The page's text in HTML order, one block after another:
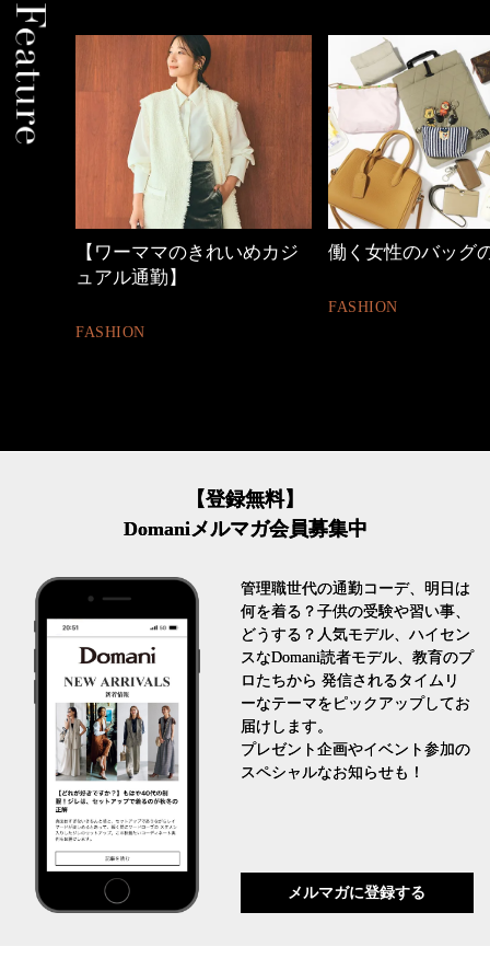
働く女性のバッグの中身
心地よくいられる
【登録無料】
Domaniメルマガ会員募集中
管理職世代の通勤コーデ、明日は
何を着る？子供の受験や習い事、
どうする？人気モデル、ハイセン
スなDomani読者モデル、教育のプ
ロたちから 発信されるタイムリ
ーなテーマをピックアップしてお
届けします。
プレゼント企画やイベント参加の
スペシャルなお知らせも！
メルマガに登録する